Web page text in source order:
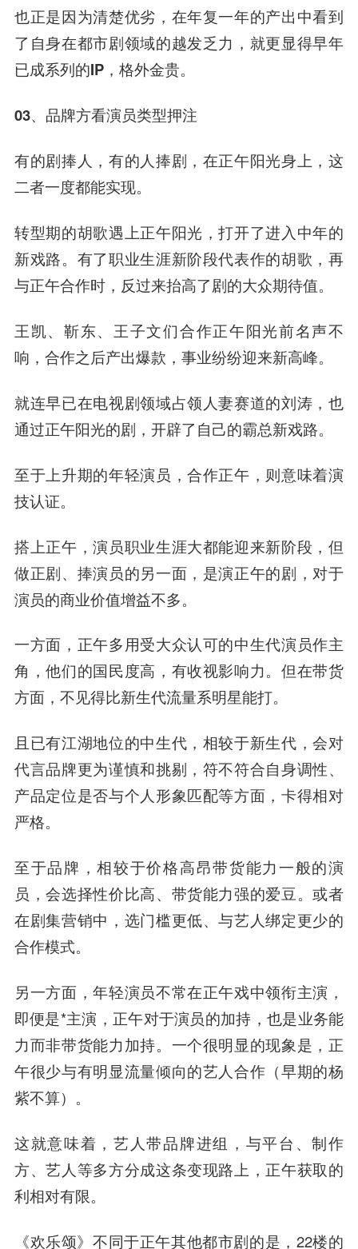
也正是因为清楚优劣，在年复一年的产出中看到
了自身在都市剧领域的越发乏力，就更显得早年
已成系列的IP，格外金贵。
03、品牌方看演员类型押注
有的剧捧人，有的人捧剧，在正午阳光身上，这
二者一度都能实现。
转型期的胡歌遇上正午阳光，打开了进入中年的
新戏路。有了职业生涯新阶段代表作的胡歌，再
与正午合作时，反过来抬高了剧的大众期待值。
王凯、靳东、王子文们合作正午阳光前名声不
响，合作之后产出爆款，事业纷纷迎来新高峰。
就连早已在电视剧领域占领人妻赛道的刘涛，也
通过正午阳光的剧，开辟了自己的霸总新戏路。
至于上升期的年轻演员，合作正午，则意味着演
技认证。
搭上正午，演员职业生涯大都能迎来新阶段，但
做正剧、捧演员的另一面，是演正午的剧，对于
演员的商业价值增益不多。
一方面，正午多用受大众认可的中生代演员作主
角，他们的国民度高，有收视影响力。但在带货
方面，不见得比新生代流量系明星能打。
且已有江湖地位的中生代，相较于新生代，会对
代言品牌更为谨慎和挑剔，符不符合自身调性、
产品定位是否与个人形象匹配等方面，卡得相对
严格。
至于品牌，相较于价格高昂带货能力一般的演
员，会选择性价比高、带货能力强的爱豆。或者
在剧集营销中，选门槛更低、与艺人绑定更少的
合作模式。
另一方面，年轻演员不常在正午戏中领衔主演，
即便是*主演，正午对于演员的加持，也是业务能
力而非带货能力加持。一个很明显的现象是，正
午很少与有明显流量倾向的艺人合作（早期的杨
紫不算）。
这就意味着，艺人带品牌进组，与平台、制作
方、艺人等多方分成这条变现路上，正午获取的
利相对有限。
《欢乐颂》不同于正午其他都市剧的是，22楼的